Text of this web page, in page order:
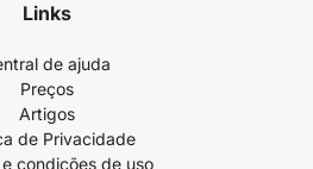
Links
de ajuda
Preços
Artigos
de Privacidade
condições de uso